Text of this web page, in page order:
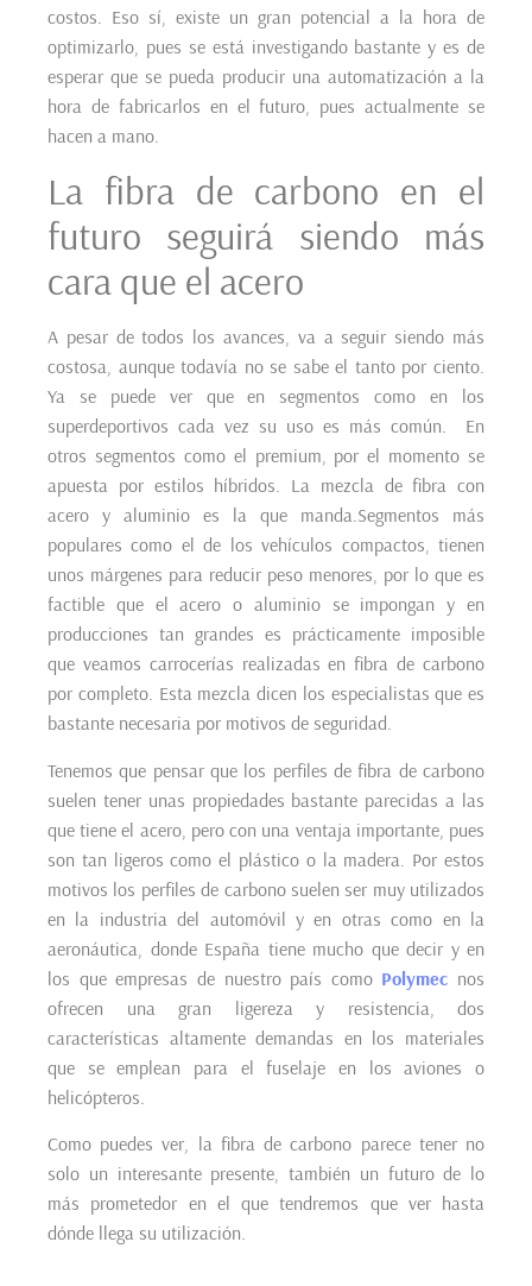
costos. Eso sí, existe un gran potencial a la hora de
optimizarlo, pues se está investigando bastante y es de
esperar que se pueda producir una automatización a la
hora de fabricarlos en el futuro, pues actualmente se
hacen a mano.
La fibra de carbono en el
futuro seguirá siendo más
cara que el acero
A pesar de todos los avances, va a seguir siendo más
costosa, aunque todavía no se sabe el tanto por ciento.
Ya se puede ver que en segmentos como en los
superdeportivos cada vez su uso es más común. En
otros segmentos como el premium, por el momento se
apuesta por estilos híbridos. La mezcla de fibra con
acero y aluminio es la que manda.Segmentos más
populares como el de los vehículos compactos, tienen
unos márgenes para reducir peso menores, por lo que es
factible que el acero o aluminio se impongan y en
producciones tan grandes es prácticamente imposible
que veamos carrocerías realizadas en fibra de carbono
por completo. Esta mezcla dicen los especialistas que es
bastante necesaria por motivos de seguridad.
Tenemos que pensar que los perfiles de fibra de carbono
suelen tener unas propiedades bastante parecidas a las
que tiene el acero, pero con una ventaja importante, pues
son tan ligeros como el plástico o la madera. Por estos
motivos los perfiles de carbono suelen ser muy utilizados
en la industria del automóvil y en otras como en la
aeronáutica, donde España tiene mucho que decir y en
los que empresas de nuestro país como Polymec nos
ofrecen una gran ligereza y resistencia, dos
características altamente demandas en los materiales
que se emplean para el fuselaje en los aviones o
helicópteros.
Como puedes ver, la fibra de carbono parece tener no
solo un interesante presente, también un futuro de lo
más prometedor en el que tendremos que ver hasta
dónde llega su utilización.